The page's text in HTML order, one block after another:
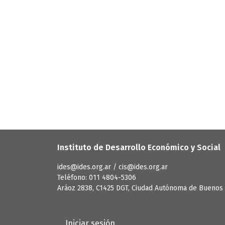
Instituto de Desarrollo Económico y Social
ides@ides.org.ar / cis@ides.org.ar
Teléfono: 011 4804-5306
Aráoz 2838, C1425 DGT, Ciudad Autónoma de Buenos